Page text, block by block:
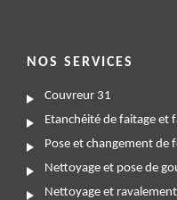
NOS SERVICES
Couvreur 31
Etanchéité de faitage et
Pose et changement de
Nettoyage et pose de
Nettoyage et